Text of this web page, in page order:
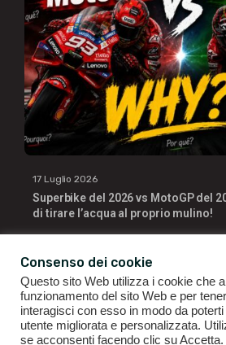
17 Luglio 2026
Superbike del 2026 vs MotoGP del
di tirare l’acqua al proprio mulino!
Consenso dei cookie
Questo sito Web utilizza i cookie che
funzionamento del sito Web e per
interagisci con esso in modo da
utente migliorata e personalizzata.
se acconsenti facendo clic su